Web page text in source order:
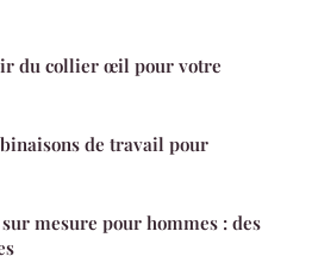
du collier œil pour votre
de travail pour
mesure pour hommes : des